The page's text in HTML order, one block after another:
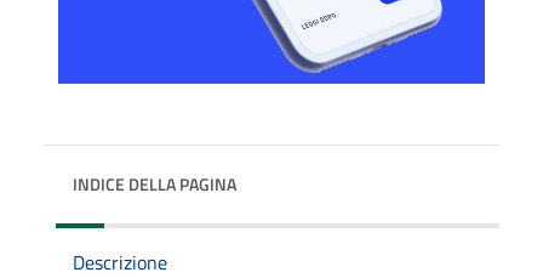
INDICE DELLA PAGINA
Descrizione